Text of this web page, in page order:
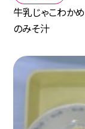
牛乳じゃこわか
のみそ汁